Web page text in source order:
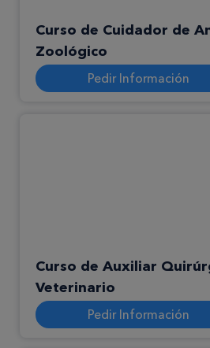
Curso de Cuidador de
Zoológico
Pedir Información
Curso de Auxiliar
Veterinario
Pedir Información